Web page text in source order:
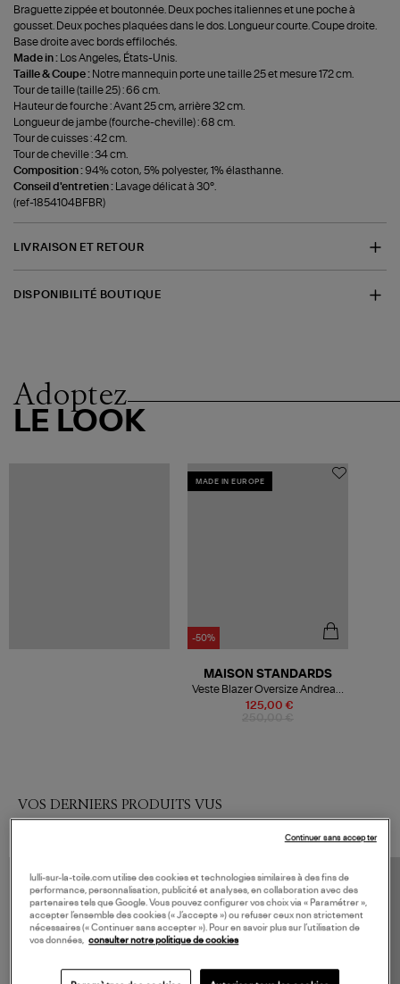
Braguette zippée et boutonnée. Deux poches italiennes et une poche à
gousset. Deux poches plaquées dans le dos. Longueur courte. Coupe droite.
Base droite avec bords effilochés.
Made in :
Los Angeles, États-Unis.
Taille & Coupe : Notre mannequin porte une taille 25 et mesure 172 cm.
Tour de taille (taille 25) : 66 cm.
Hauteur de fourche : Avant 25 cm, arrière 32 cm.
Longueur de jambe (fourche-cheville) : 68 cm.
Tour de cuisses : 42 cm.
Tour de cheville : 34 cm.
Composition : 94% coton, 5% polyester, 1% élasthanne.
Conseil d'entretien :
Lavage délicat à 30°.
(ref-1854104BFBR)
LIVRAISON ET RETOUR
DISPONIBILITÉ BOUTIQUE
Adoptez
LE LOOK
MADE IN EUROPE
-50%
125,00 €
MAISON STANDARDS
Veste Blazer Oversize Andrea F
Laine Marron
VOS DERNIERS PRODUITS VUS
lulli-sur-la-toile.com utilise des cookies et technologies similaires à des fins de
performance, personnalisation, publicité et analyses, en collaboration avec des
partenaires tels que Google. Vous pouvez configurer vos choix via « Paramétrer »,
accepter l’ensemble des cookies (« J’accepte ») ou refuser ceux non strictement
nécessaires (« Continuer sans accepter »). Pour en savoir plus sur l’utilisation de
vos données, consulter notre politique de cookies
Continuer sans accepter